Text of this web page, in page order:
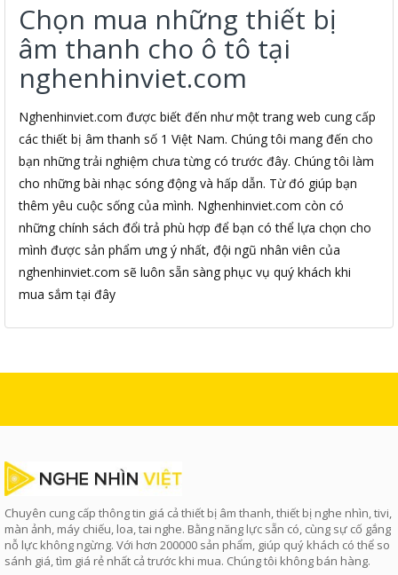
Chọn mua những thiết bị
âm thanh cho ô tô tại
nghenhinviet.com
Nghenhinviet.com được biết đến như một trang web cung cấp
các thiết bị âm thanh số 1 Việt Nam. Chúng tôi mang đến cho
bạn những trải nghiệm chưa từng có trước đây. Chúng tôi làm
cho những bài nhạc sóng động và hấp dẫn. Từ đó giúp bạn
thêm yêu cuộc sống của mình. Nghenhinviet.com còn có
những chính sách đổi trả phù hợp để bạn có thể lựa chọn cho
mình được sản phẩm ưng ý nhất, đội ngũ nhân viên của
nghenhinviet.com sẽ luôn sẵn sàng phục vụ quý khách khi
mua sắm tại đây
Chuyên cung cấp thông tin giá cả thiết bị âm thanh, thiết bị nghe nhìn, tivi,
màn ảnh, máy chiếu, loa, tai nghe. Bằng năng lực sẵn có, cùng sự cố gắng
nỗ lực không ngừng. Với hơn 200000 sản phẩm, giúp quý khách có thể so
sánh giá, tìm giá rẻ nhất cả trước khi mua. Chúng tôi không bán hàng.